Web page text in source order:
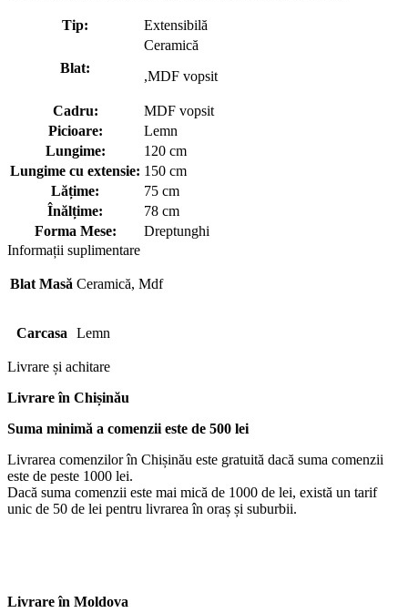
Tip: Extensibilă
Blat:
Ceramică
,MDF vopsit
Cadru:
MDF vopsit
Picioare:
Lemn
Lungime:
120 cm
Lungime cu extensie: 150 cm
Lățime:
75 cm
Înălțime:
78 cm
Forma Mese:
Dreptunghi
Informații suplimentare
Blat Masă Ceramică, Mdf
Carcasa Lemn
Livrare și achitare
Livrareîn Chișinău
Suma minimă a comenzii este de 500 lei
Livrarea comenzilor în Chișinău este gratuită dacă suma comenzii
este de peste 1000 lei.
Dacă suma comenzii este mai mică de 1000 de lei, există un tarif
unic de 50 de lei pentru livrarea în oraș și suburbii.
Livrare în Moldova